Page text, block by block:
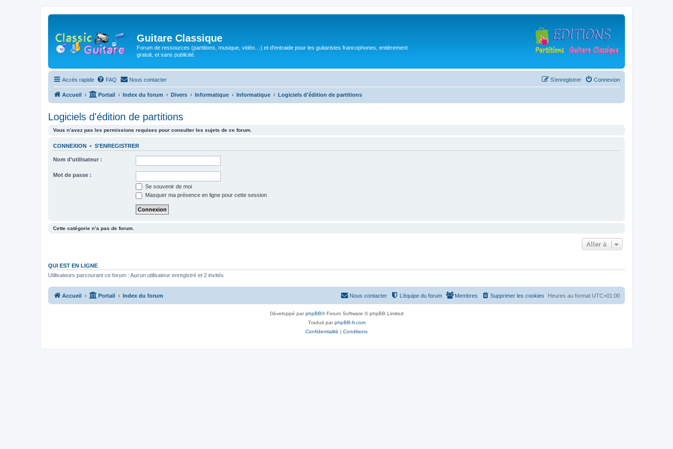
Guitare Classique
Forum de ressources (partitions, musique, vidéo…) et d'entraide pour les guitaristes francophones, entièrement
gratuit, et sans publicité.
Accès rapide FAQ Nous contacter Connexion
S’enregistrer
Accueil Portail Index du forum Divers Informatique Informatique Logiciels d'édition de partitions
Logiciels d'édition de partitions
Vous n’avez pas les permissions requises pour consulter les sujets de ce forum.
CONNEXION • S’ENREGISTRER
Nom d’utilisateur :
Mot de passe :
Se souvenir de moi
Masquer ma présence en ligne pour cette session
Cette catégorie n’a pas de forum.
Aller à
QUI EST EN LIGNE
Utilisateurs parcourant ce forum : Aucun utilisateur enregistré et 2 invités
Accueil Portail Index du forum Heures au format UTC+01:00
Supprimer les cookies
Membres
L’équipe du forum
Nous contacter
Développé parphpBB® Forum Software © phpBB Limited
Traduit parphpBB-fr.com
Confidentialité | Conditions